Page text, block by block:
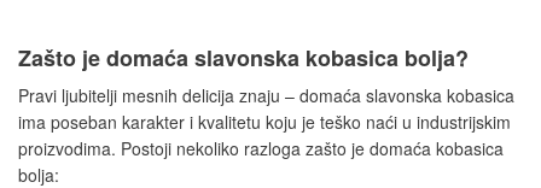
Zašto je domaća slavonska kobasica bolja?
Pravi ljubitelji mesnih delicija znaju – domaća slavonska kobasica
ima poseban karakter i kvalitetu koju je teško naći u industrijskim
proizvodima. Postoji nekoliko razloga zašto je domaća kobasica
bolja: